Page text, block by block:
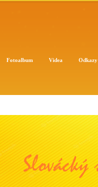
Fotoalbum Videa Odkazy